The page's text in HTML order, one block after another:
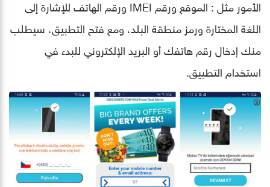
الأمور مثل : الموقع ورقم IMEI ورقم الهاتف للإشارة إلى
اللغة المختارة ورمز منطقة البلد، ومع فتح التطبيق، سيطلب
منك إدخال رقم هاتفك أو البريد الإلكتروني للبدء في
استخدام التطبيق.